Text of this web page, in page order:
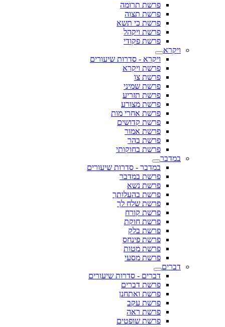
פרשת תרומה
פרשת תצוה
פרשת כי תשא
פרשת ויקהל
פרשת פקודי
ויקרא
ויקרא - סדרות שיעורים
פרשת ויקרא
פרשת צו
פרשת שמיני
פרשת תזריע
פרשת מצורע
פרשת אחרי מות
פרשת קדושים
פרשת אמור
פרשת בהר
פרשת בחוקותי
במדבר
במדבר - סדרות שיעורים
פרשת במדבר
פרשת נשא
פרשת בהעלותך
פרשת שלח לך
פרשת קורח
פרשת חוקת
פרשת בלק
פרשת פינחס
פרשת מטות
פרשת מסעי
דברים
דברים - סדרות שיעורים
פרשת דברים
פרשת ואתחנן
פרשת עקב
פרשת ראה
פרשת שופטים